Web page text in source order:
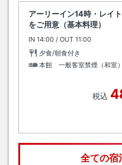
アーリーイン14時・レイ
をご用意（基本料理）
IN チェックイン
14:00 / OUT チェックアウト
11:00
夕食/朝食付き
本館 一般客室禁煙（和室
税込
全ての宿